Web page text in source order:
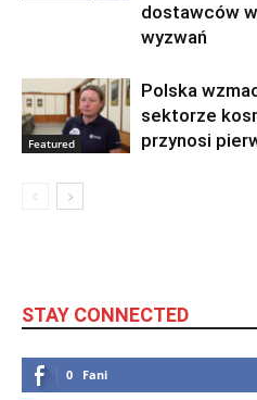
dostawców
wyzwań
Featured
Polska
sektorze
przynosi
STAY CONNECTED
0 Fani